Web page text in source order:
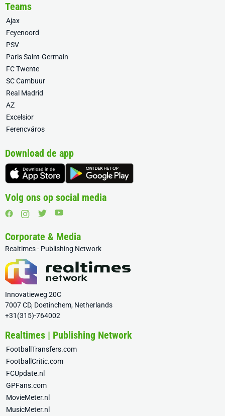
Teams
Ajax
Feyenoord
PSV
Paris Saint-Germain
FC Twente
SC Cambuur
Real Madrid
AZ
Excelsior
Ferencváros
Download de app
Volg ons op social media
Corporate & Media
Realtimes - Publishing Network
Innovatieweg 20C
7007 CD, Doetinchem, Netherlands
+31(315)-764002
Realtimes | Publishing Network
FootballTransfers.com
FootballCritic.com
FCUpdate.nl
GPFans.com
MovieMeter.nl
MusicMeter.nl